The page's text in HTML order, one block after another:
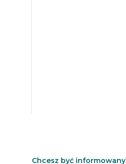
Chcesz być informowany